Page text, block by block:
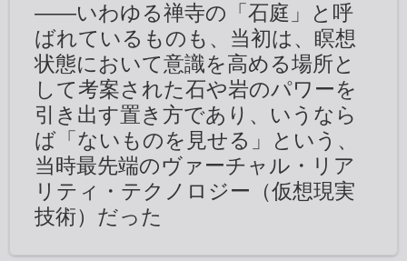
――いわゆる禅寺の「石庭」と呼
ばれているものも、当初は、瞑想
状態において意識を高める場所と
して考案された石や岩のパワーを
引き出す置き方であり、いうなら
ば「ないものを見せる」という、
当時最先端のヴァーチャル・リア
リティ・テクノロジー（仮想現実
技術）だった